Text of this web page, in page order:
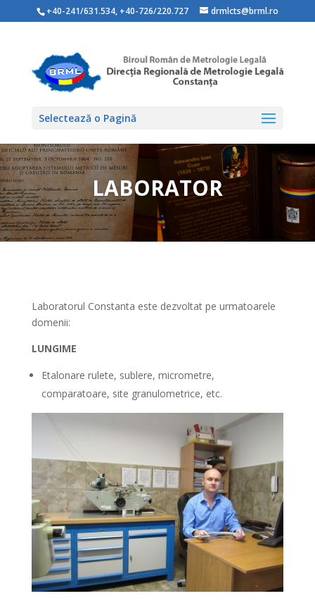
+40-241/631.534, +40-726/220.727 drmlcts@brml.ro
Selectează o Pagină
LABORATOR
Laboratorul Constanta este dezvoltat pe urmatoarele
domenii:
LUNGIME
Etalonare rulete, sublere, micrometre,
comparatoare, site granulometrice, etc.